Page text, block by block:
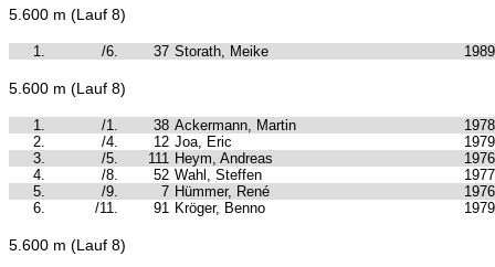
5.600 m (Lauf 8)
1. /6. 37 Storath, Meike 1989
5.600 m (Lauf 8)
1. /1. 38 Ackermann, Martin
1978
2.
/4. 12 Joa, Eric
1979
3.
/5. 111 Heym, Andreas
1976
4.
/8. 52 Wahl, Steffen
1977
5.
/9. 7 Hümmer, René
1976
6.
/11. 91 Kröger, Benno 1979
5.600 m (Lauf 8)